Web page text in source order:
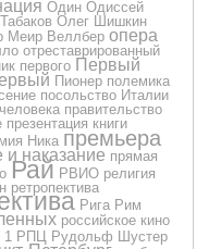
Один Одиссей
Олег Шишкин
Меир Веллбер опера
отреставрированный
первого Первый
Пионер полемика
посольство Италии
правительство
презентация книги
Ника премьера
и наказание прямая
Рай РВИО религия
ретропектива
Рига Рим
российское кино
1 РПЦ Рудольф Шустер